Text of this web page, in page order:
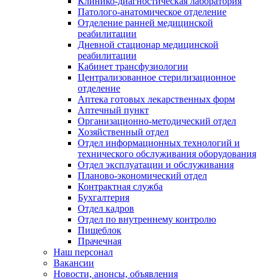
Патолого-анатомическое отделение
Отделение ранней медицинской
реабилитации
Дневной стационар медицинской
реабилитации
Кабинет трансфузиологии
Централизованное стерилизационное
отделение
Аптека готовых лекарственных форм
Аптечный пункт
Организационно-методический отдел
Хозяйственный отдел
Отдел информационных технологий и
технического обслуживания оборудования
Отдел эксплуатации и обслуживания
Планово-экономический отдел
Контрактная служба
Бухгалтерия
Отдел кадров
Отдел по внутреннему контролю
Пищеблок
Прачечная
Наш персонал
Вакансии
Новости, анонсы, объявления